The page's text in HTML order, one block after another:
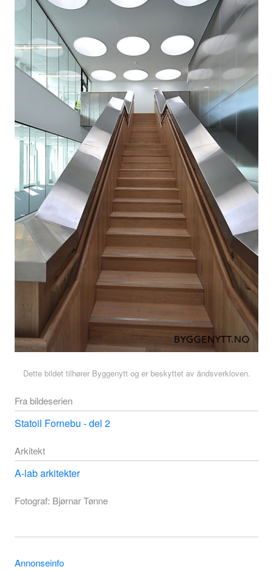
Dette bildet tilhører Byggenytt og er beskyttet av åndsverkloven.
Fra bildeserien
Statoil Fornebu - del 2
Arkitekt
A-lab arkitekter
Fotograf: Bjørnar Tønne
Annonseinfo